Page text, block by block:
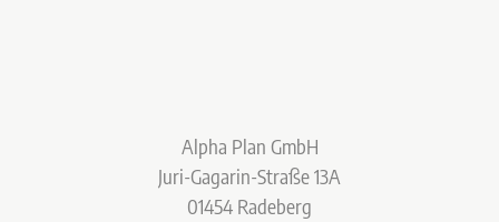
Alpha Plan GmbH
Juri-Gagarin-Straße 13A
01454 Radeberg